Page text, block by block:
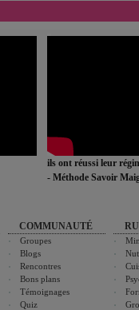
ils ont réussi leur
- Méthode Savoir
COMMUNAUTÉ
Groupes
Blogs
Rencontres
Bons plans
Témoignages
Quiz